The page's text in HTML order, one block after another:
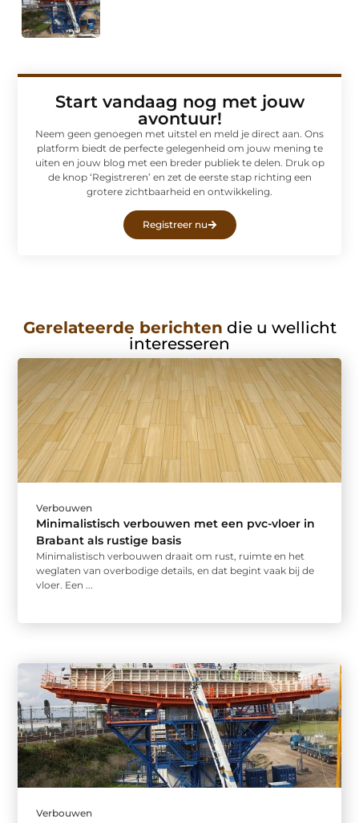
Start vandaag nog met jouw
avontuur!
Neem geen genoegen met uitstel en meld je direct aan. Ons
platform biedt de perfecte gelegenheid om jouw mening te
uiten en jouw blog met een breder publiek te delen. Druk op
de knop ‘Registreren’ en zet de eerste stap richting een
grotere zichtbaarheid en ontwikkeling.
Registreer nu
Gerelateerde berichten die u wellicht
interesseren
Verbouwen
Minimalistisch verbouwen met een pvc-vloer in
Brabant als rustige basis
Minimalistisch verbouwen draait om rust, ruimte en het
weglaten van overbodige details, en dat begint vaak bij de
vloer. Een ...
Verbouwen